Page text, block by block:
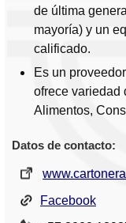
de última
mayoría) y un
calificado.
Es un
ofrece variedad
Alimentos,
Datos de contacto:
Facebook